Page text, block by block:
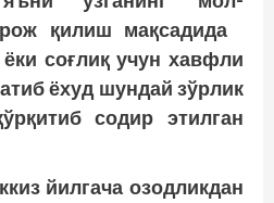
қилиш мақсадида
соғлиқ учун хавфли
ёхуд шундай зўрлик
содир этилган
йилгача озодликдан